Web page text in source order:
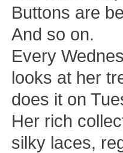
Buttons are
And so on.
Every
looks at her
does it on
Her rich
silky laces,